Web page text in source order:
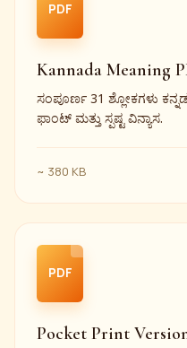
PDF
Kannada Meaning
ಸಂಪೂರ್ಣ 31 ಶ್ಲೋಕಗಳು
ಫಾಂಟ್ ಮತ್ತು ಸ್ಪಷ್ಟ ವಿನ್ಯಾಸ.
~ 380 KB
PDF
Pocket Print